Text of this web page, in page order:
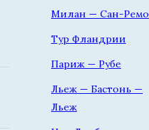
Милан — Сан-Ремо
Тур Фландрии
Париж — Рубе
Льеж — Бастонь —
Льеж